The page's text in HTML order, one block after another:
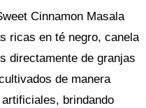
Cinnamon Masala
ricas en té negro, canela
directamente de granjas
de manera
brindando